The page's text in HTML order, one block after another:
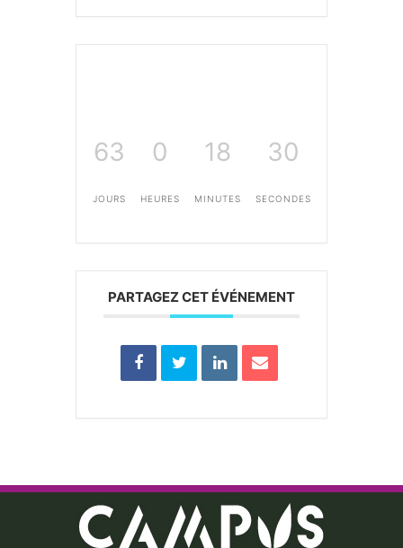
63
JOURS
0
HEURES
18
MINUTES
30
SECONDES
PARTAGEZ CET ÉVÉNEMENT